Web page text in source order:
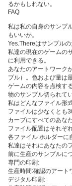
るかもしれない。
FAQ
私は私の自身のサンプ
もいいか。
Yes.Thereはサンプルの
私達の現在のゲームの
に利用できる。
あなたのアートワーク
プル）。色および量は
ゲームの内容を点検す
物のサンプル切られて
私はどんなファイル形
ファイルは少なくとも
カーブにすべてのあな
ファイル配置はそれぞ
各ファイル ホルダーに
私達はそれにあなたの
前に生産のサンプルに
専門の印刷:
生産時間:確認のアート
デジタル印刷: